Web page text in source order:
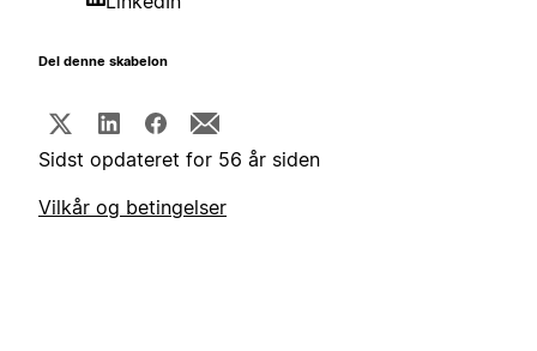
Del denne skabelon
Sidst opdateret for 56 år siden
Vilkår og betingelser